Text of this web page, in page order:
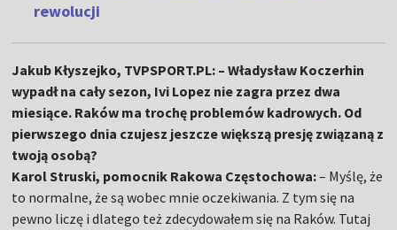
rewolucji
Jakub Kłyszejko, TVPSPORT.PL: – Władysław Koczerhin
wypadł na cały sezon, Ivi Lopez nie zagra przez dwa
miesiące. Raków ma trochę problemów kadrowych. Od
pierwszego dnia czujesz jeszcze większą presję związaną z
twoją osobą?
Karol Struski, pomocnik Rakowa Częstochowa:– Myślę, że
to normalne, że są wobec mnie oczekiwania. Z tym się na
pewno liczę i dlatego też zdecydowałem się na Raków. Tutaj